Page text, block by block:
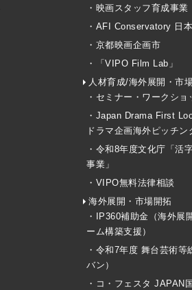
・映画スタッフ育成事業
・AFI Conservatory 日
・京都映画企画市
・「VIPO Film Lab」
人材育成/海外展開・市
・セミナー・ワークショ
・Japan Drama First
ドラマ企画海外ピッチン
・令和8年度文化庁「活
事業」
・VIPO無料法律相談
海外展開・市場開拓
・IP360補助金（海外展
ーム構築支援）
・令和7年度 舞台芸術等
バン）
・コ・フェスタ JAPAN